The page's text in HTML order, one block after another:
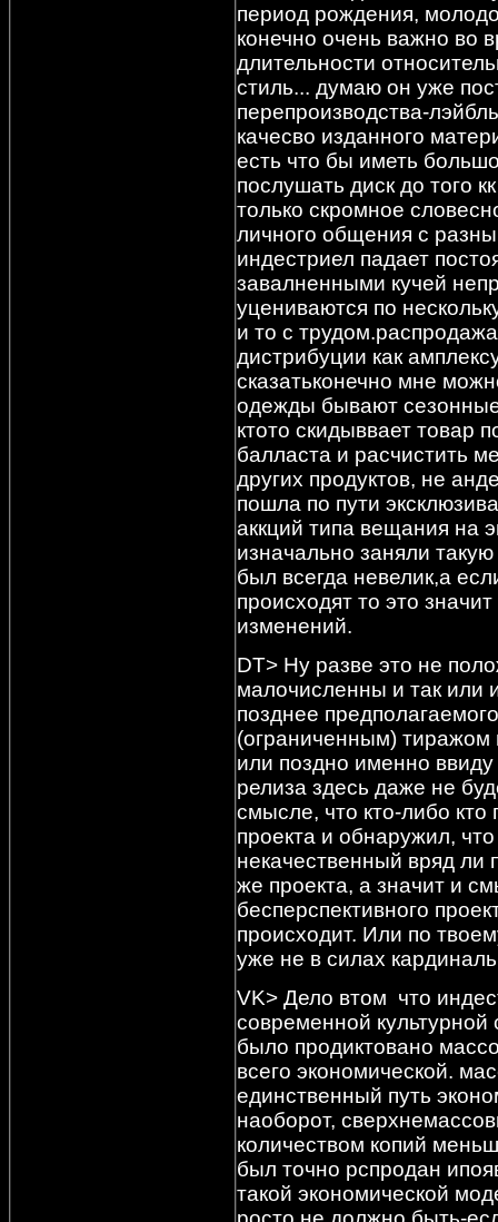
период рождения,
конечно очень важно во
длительности
стиль... думаю он уже
перепроизводства-
качесво изданного
есть что бы иметь
послушать диск до того
только скромное
личного общения с
индестриел падает
завалненными кучей
уцениваются по
и то с
дистрибуции как
сказатьконечно мне
одежды бывают
ктото скидыввает товар
балласта и расчистить
других продуктов, не
пошла по пути
аккций типа вещания на
изначально заняли
был всегда невелик,а
происходят то это
изменений.
DT> Ну разве это не
малочисленны и так или
позднее
(ограниченным) тиражом
или поздно именно
релиза здесь даже не
смысле, что кто-либо
проекта и обнаружил,
некачественный вряд ли
же проекта, а значит и
бесперспективного
происходит. Или по
уже не в силах
VK> Дело втом что
современной
было продиктовано
всего экономической.
единственный путь
наоборот,
количеством копий
был точно рспродан
такой экономической